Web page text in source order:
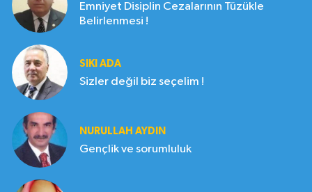
Emniyet Disiplin Cezalarının Tüzükle
Belirlenmesi !
SIKI ADA
Sizler değil biz seçelim !
NURULLAH AYDIN
Gençlik ve sorumluluk